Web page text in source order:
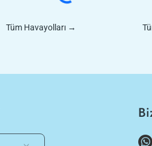
Tüm Havayolları →